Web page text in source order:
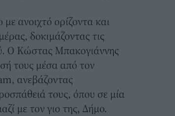
ανοιχτό ορίζοντα και
δοκιμάζοντας τις
Ο Κώστας Μπακογιάννης
τους μέσα από τον
ανεβάζοντας
τους, όπου σε μία
με τον γιο της, Δήμο.